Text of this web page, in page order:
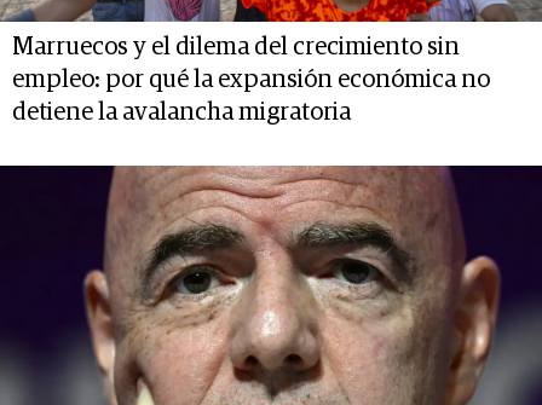
Marruecos y el dilema del crecimiento sin
empleo: por qué la expansión económica no
detiene la avalancha migratoria